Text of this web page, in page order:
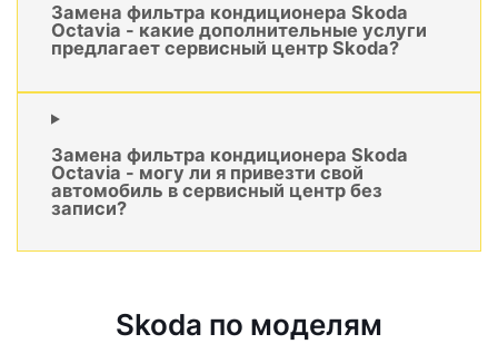
Замена фильтра кондиционера Skoda
Octavia - какие дополнительные услуги
предлагает сервисный центр Skoda?
Замена фильтра кондиционера Skoda
Octavia - могу ли я привезти свой
автомобиль в сервисный центр без
записи?
Skoda по моделям